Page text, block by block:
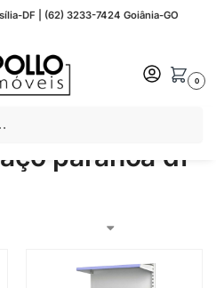
DF | (62) 3233-7424 Goiânia-GO
0
“gondolas em aço paranoa df”
paranoa df